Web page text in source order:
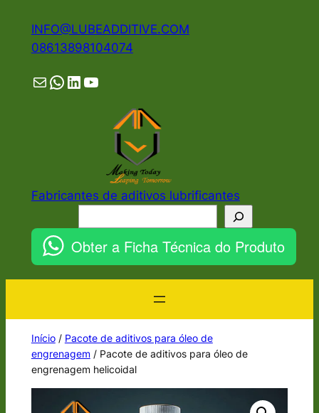
INFO@LUBEADDITIVE.COM
08613898104074
MailWhatsApp
LinkedIn
YouTube
Fabricantes de aditivos lubrificantes
Obter a Ficha Técnica do Produto
Início/ Pacote de aditivos para óleo de
engrenagem/ Pacote de aditivos para óleo de
engrenagem helicoidal